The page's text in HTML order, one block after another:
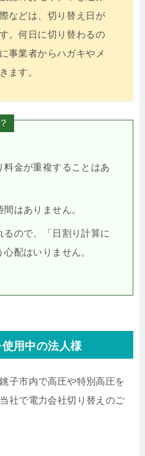
などは、切り替え日が
。何日に切り替わるの
事業者からハガキやメ
ます。
料金が重複することはあ
はありません。
るので、「日割り計算に
配はいりません。
用中の法人様
子市内で高圧や特別高圧を
社で電力会社切り替えのご